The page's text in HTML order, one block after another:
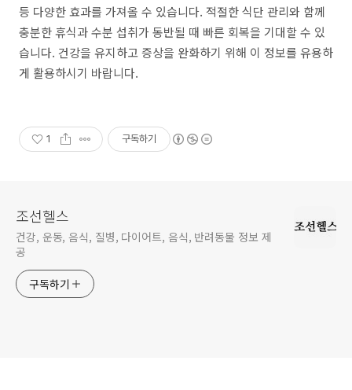
등 다양한 효과를 가져올 수 있습니다. 적절한 식단 관리와 함께
충분한 휴식과 수분 섭취가 동반될 때 빠른 회복을 기대할 수 있
습니다. 건강을 유지하고 증상을 완화하기 위해 이 정보를 유용하
게 활용하시기 바랍니다.
1 구독하기
조선헬스
건강, 운동, 음식, 질병, 다이어트, 음식, 반려동물 정보 제
공
구독하기